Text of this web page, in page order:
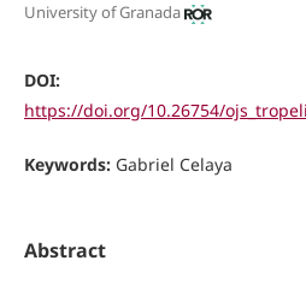
University of Granada
DOI:
https://doi.org/10.26754/
Keywords: Gabriel Celaya
Abstract